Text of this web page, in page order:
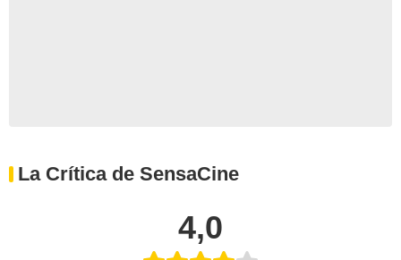
La Crítica de SensaCine
4,0